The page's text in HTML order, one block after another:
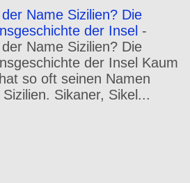
Name Sizilien? Die
der Insel -
Name Sizilien? Die
der Insel Kaum
so oft seinen Namen
Sikaner, Sikel...